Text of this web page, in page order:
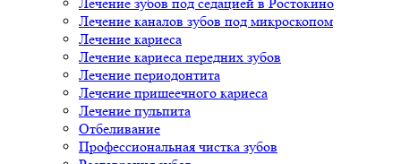
Лечение каналов зубов под микроскопом
Лечение кариеса
Лечение кариеса передних зубов
Лечение периодонтита
Лечение пришеечного кариеса
Лечение пульпита
Отбеливание
Профессиональная чистка зубов